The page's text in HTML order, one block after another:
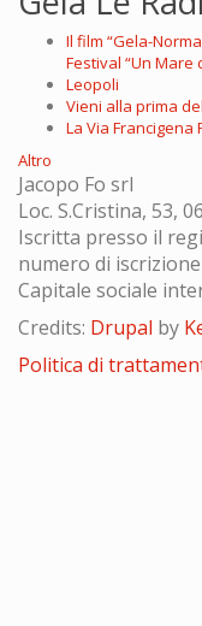
Il film “Gela-
Festival “Un Mare
Leopoli
Vieni alla prima
La Via
Altro
Jacopo Fo srl
Loc. S.Cristina, 53,
Iscritta presso il
numero di
Capitale sociale
Credits: Drupal by
Politica di